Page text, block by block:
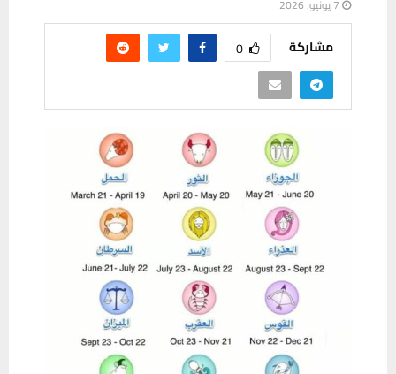
7 يونيو، 2026
مشاركة 0